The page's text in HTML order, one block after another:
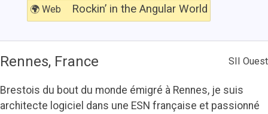
in
the
World
🌍 Web Rockin’ in the Angular World
Rennes, France SII Ouest
Brestois du bout du monde émigré à Rennes, je suis
architecte logiciel dans une ESN française et passionné